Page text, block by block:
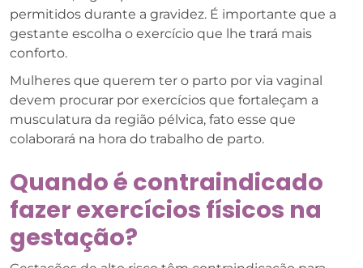
permitidos durante a gravidez. É importante que a
gestante escolha o exercício que lhe trará mais
conforto.
Mulheres que querem ter o parto por via vaginal
devem procurar por exercícios que fortaleçam a
musculatura da região pélvica, fato esse que
colaborará na hora do trabalho de parto.
Quando é contraindicado
fazer exercícios físicos na
gestação?